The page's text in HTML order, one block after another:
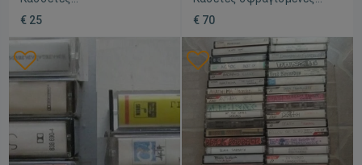
μεταχειρισμένες, συλλογή
7 παλιών
€ 25
δεκαετίας '80 - '90,
καινούργιες, pop
€ 70